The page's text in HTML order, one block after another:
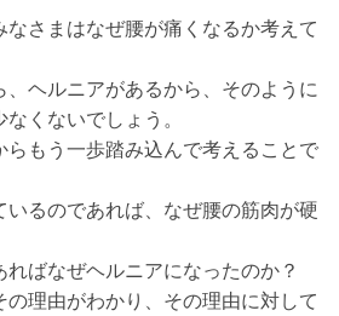
さまはなぜ腰が痛くなるか考えて
ヘルニアがあるから、そのように
くないでしょう。
らもう一歩踏み込んで考えることで
るのであれば、なぜ腰の筋肉が硬
ばなぜヘルニアになったのか？
理由がわかり、その理由に対して